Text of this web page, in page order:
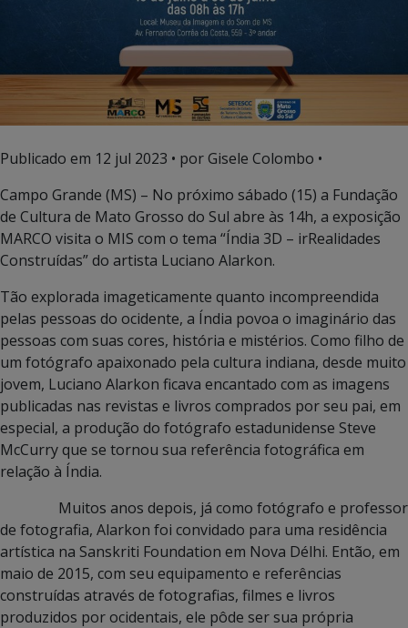
Publicado em 12 jul 2023 • por Gisele Colombo •
Campo Grande (MS) – No próximo sábado (15) a Fundação
de Cultura de Mato Grosso do Sul abre às 14h, a exposição
MARCO visita o MIS com o tema “Índia 3D – irRealidades
Construídas” do artista Luciano Alarkon.
Tão explorada imageticamente quanto incompreendida
pelas pessoas do ocidente, a Índia povoa o imaginário das
pessoas com suas cores, história e mistérios. Como filho de
um fotógrafo apaixonado pela cultura indiana, desde muito
jovem, Luciano Alarkon ficava encantado com as imagens
publicadas nas revistas e livros comprados por seu pai, em
especial, a produção do fotógrafo estadunidense Steve
McCurry que se tornou sua referência fotográfica em
relação à Índia.
Muitos anos depois, já como fotógrafo e professor
de fotografia, Alarkon foi convidado para uma residência
artística na Sanskriti Foundation em Nova Délhi. Então, em
maio de 2015, com seu equipamento e referências
construídas através de fotografias, filmes e livros
produzidos por ocidentais, ele pôde ser sua própria